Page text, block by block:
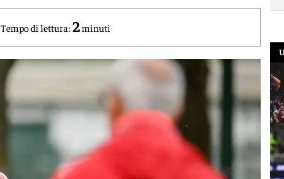
Tempo di lettura: 2minuti